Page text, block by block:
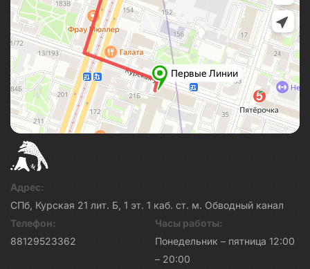
Адрес:
СПб, Курская 21 лит. Б, 1 эт. 1 каб. ст. м. Обводный канал
Телефон:
88129523362
Часы работы:
Понедельник – пятница 12:00
– 20:00